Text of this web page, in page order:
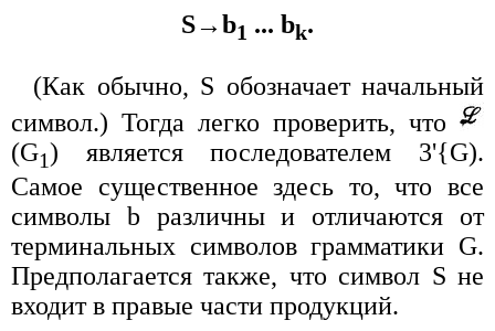
S→b1 ... bk.
(Как обычно, S обозначает начальный
символ.) Тогда легко проверить, что
(G1) является последователем 3'{G).
Самое существенное здесь то, что все
символы b различны и отличаются от
терминальных символов грамматики G.
Предполагается также, что символ S не
входит в правые части продукций.